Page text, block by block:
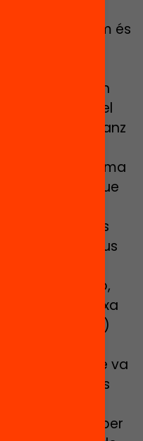
aquí anunciem és
interrogants,
a casa nostra
de treball en
primera part del
per Jordi Sanz
Ion
Autònoma
un informe que
de les
educatius
del
en educació,
de la Xarxa
del Garraf)
les
de debat que va
expertes
moderat per